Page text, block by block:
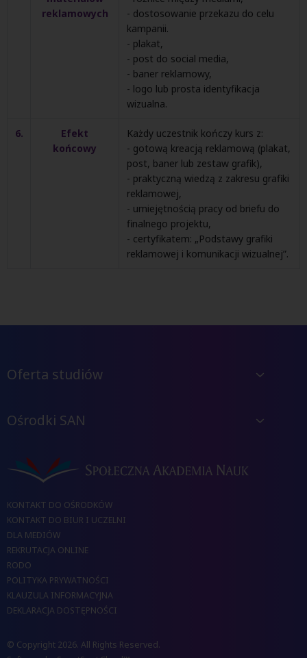
reklamowych
- dostosowanie przekazu do celu
kampanii.
- plakat,
- post do social media,
- baner reklamowy,
- logo lub prosta identyfikacja
wizualna.
6.
Efekt
końcowy
Każdy uczestnik kończy kurs z:
- gotową kreacją reklamową (plakat,
post, baner lub zestaw grafik),
- praktyczną wiedzą z zakresu grafiki
reklamowej,
- umiejętnością pracy od briefu do
finalnego projektu,
- certyfikatem: „Podstawy grafiki
reklamowej i komunikacji wizualnej”.
Oferta studiów
Ośrodki SAN
KONTAKT DO OŚRODKÓW
KONTAKT DO BIUR I UCZELNI
DLA MEDIÓW
REKRUTACJA ONLINE
RODO
POLITYKA PRYWATNOŚCI
KLAUZULA INFORMACYJNA
DEKLARACJA DOSTĘPNOŚCI
© Copyright 2026. All Rights Reserved.